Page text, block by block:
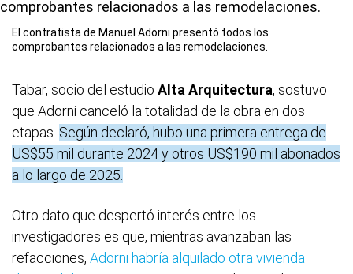
El contratista de Manuel Adorni presentó todos los
comprobantes relacionados a las remodelaciones.
Tabar, socio del estudio Alta Arquitectura, sostuvo
que Adorni canceló la totalidad de la obra en dos
etapas. Según declaró, hubo una primera entrega de
US$55 mil durante 2024 y otros US$190 mil abonados
a lo largo de 2025.
Otro dato que despertó interés entre los
investigadores es que, mientras avanzaban las
refacciones, Adorni habría alquilado otra vivienda